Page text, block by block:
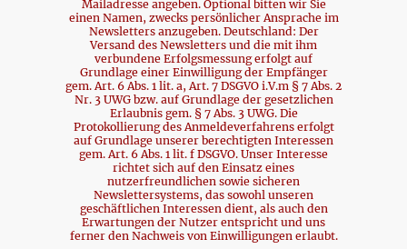
Mailadresse angeben. Optional bitten wir Sie
einen Namen, zwecks persönlicher Ansprache im
Newsletters anzugeben. Deutschland: Der
Versand des Newsletters und die mit ihm
verbundene Erfolgsmessung erfolgt auf
Grundlage einer Einwilligung der Empfänger
gem. Art. 6 Abs. 1 lit. a, Art. 7 DSGVO i.V.m § 7 Abs. 2
Nr. 3 UWG bzw. auf Grundlage der gesetzlichen
Erlaubnis gem. § 7 Abs. 3 UWG. Die
Protokollierung des Anmeldeverfahrens erfolgt
auf Grundlage unserer berechtigten Interessen
gem. Art. 6 Abs. 1 lit. f DSGVO. Unser Interesse
richtet sich auf den Einsatz eines
nutzerfreundlichen sowie sicheren
Newslettersystems, das sowohl unseren
geschäftlichen Interessen dient, als auch den
Erwartungen der Nutzer entspricht und uns
ferner den Nachweis von Einwilligungen erlaubt.